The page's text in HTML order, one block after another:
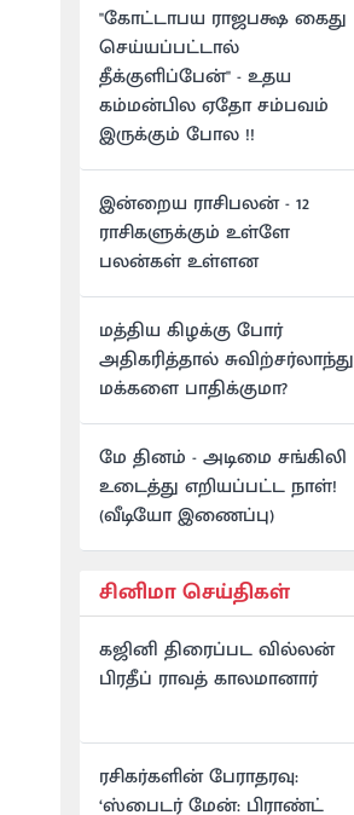
"கோட்டாபய ராஜபக்ஷ கைது
செய்யப்பட்டால்
தீக்குளிப்பேன்" - உதய
கம்மன்பில ஏதோ சம்பவம்
இருக்கும் போல !!
இன்றைய ராசிபலன் - 12
ராசிகளுக்கும் உள்ளே
பலன்கள் உள்ளன
மத்திய கிழக்கு போர்
அதிகரித்தால் சுவிற்சர்லாந்து
மக்களை பாதிக்குமா?
மே தினம் - அடிமை சங்கிலி
உடைத்து எறியப்பட்ட நாள்!
(வீடியோ இணைப்பு)
சினிமா செய்திகள்
கஜினி திரைப்பட வில்லன்
பிரதீப் ராவத் காலமானார்
ரசிகர்களின் பேராதரவு:
‘ஸ்பைடர் மேன்: பிராண்ட்